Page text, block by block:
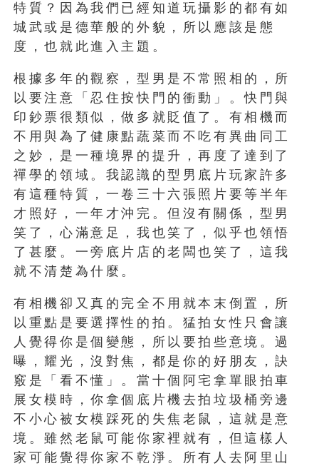
特質？因為我們已經知道玩攝影的都有如
城武或是德華般的外貌，所以應該是態
度，也就此進入主題。
根據多年的觀察，型男是不常照相的，所
以要注意「忍住按快門的衝動」。快門與
印鈔票很類似，做多就貶值了。有相機而
不用與為了健康點蔬菜而不吃有異曲同工
之妙，是一種境界的提升，再度了達到了
禪學的領域。我認識的型男底片玩家許多
有這種特質，一卷三十六張照片要等半年
才照好，一年才沖完。但沒有關係，型男
笑了，心滿意足，我也笑了，似乎也領悟
了甚麼。一旁底片店的老闆也笑了，這我
就不清楚為什麼。
有相機卻又真的完全不用就本末倒置，所
以重點是要選擇性的拍。猛拍女性只會讓
人覺得你是個變態，所以要拍些意境。過
曝，耀光，沒對焦，都是你的好朋友，訣
竅是「看不懂」。當十個阿宅拿單眼拍車
展女模時，你拿個底片機去拍垃圾桶旁邊
不小心被女模踩死的失焦老鼠，這就是意
境。雖然老鼠可能你家裡就有，但這樣人
家可能覺得你家不乾淨。所有人去阿里山